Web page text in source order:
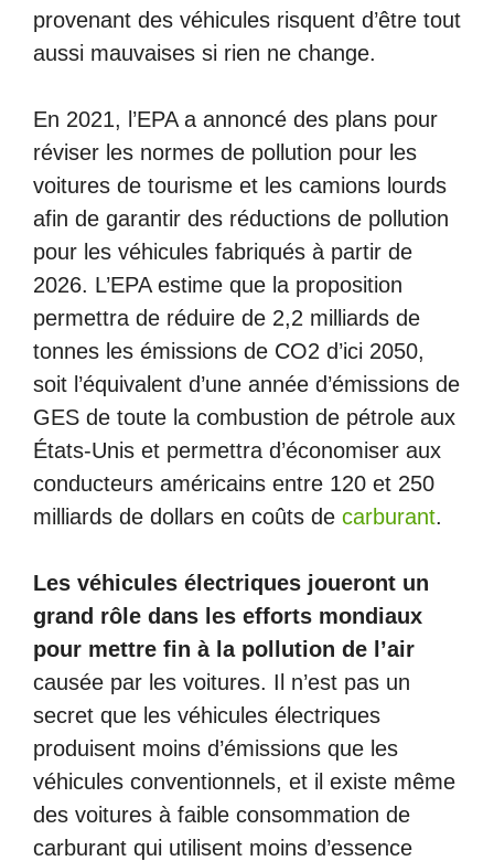
provenant des véhicules risquent d’être tout
aussi mauvaises si rien ne change.
En 2021, l’EPA a annoncé des plans pour
réviser les normes de pollution pour les
voitures de tourisme et les camions lourds
afin de garantir des réductions de pollution
pour les véhicules fabriqués à partir de
2026. L’EPA estime que la proposition
permettra de réduire de 2,2 milliards de
tonnes les émissions de CO2 d’ici 2050,
soit l’équivalent d’une année d’émissions de
GES de toute la combustion de pétrole aux
États-Unis et permettra d’économiser aux
conducteurs américains entre 120 et 250
milliards de dollars en coûts de carburant.
Les véhicules électriques joueront un
grand rôle dans les efforts mondiaux
pour mettre fin à la pollution de l’air
causée par les voitures. Il n’est pas un
secret que les véhicules électriques
produisent moins d’émissions que les
véhicules conventionnels, et il existe même
des voitures à faible consommation de
carburant qui utilisent moins d’essence